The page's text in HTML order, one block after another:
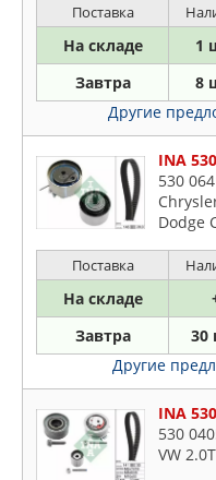
Поставка
На складе 1
Завтра 8
Другие
INA
530
Dodge
Поставка
На складе
Завтра 30
Другие
INA
530
VW